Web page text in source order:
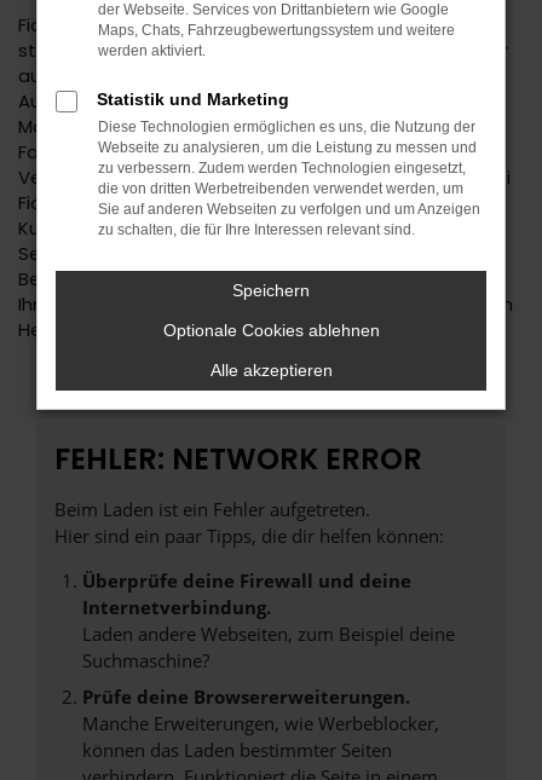
Fiat ist ein bemerkenswerter Hersteller. Der Autobauer
steht einerseits für Tradition, andererseits aber immer
auch für Aufbruchstimmung und eine zeitgemäße
Ausstattung. Im Autohaus Daub finden Sie Fiat für Ihre
Mobilität in Herrenberg und Umgebung. Wir sind ein
Familienunternehmen mit tiefer regionaler
Verwurzelung. Seit 1974 bieten wir Fahrzeuge an, wobei
Fiat einen der Schwerpunkte darstellt. Kundinnen und
Kunden aus Herrenberg kennen und schätzen unseren
Service und die persönliche und durchweg individuelle
Beratung. Wir haben immer ein offenes Ohr für Sie und
Ihre Anliegen und liefern Fahrzeuge natürlich auch nach
Herrenberg oder in die nähere Umgebung.
FEHLER: NETWORK ERROR
Beim Laden ist ein Fehler aufgetreten.
Hier sind ein paar Tipps, die dir helfen können:
Überprüfe deine Firewall und deine
Internetverbindung.
Laden andere Webseiten, zum Beispiel deine
Suchmaschine?
Prüfe deine Browsererweiterungen.
Manche Erweiterungen, wie Werbeblocker,
können das Laden bestimmter Seiten
der Webseite. Services von Drittanbietern wie Google
Maps, Chats, Fahrzeugbewertungssystem und weitere
werden aktiviert.
Statistik und Marketing
Diese Technologien ermöglichen es uns, die Nutzung der
Webseite zu analysieren, um die Leistung zu messen und
zu verbessern. Zudem werden Technologien eingesetzt,
die von dritten Werbetreibenden verwendet werden, um
Sie auf anderen Webseiten zu verfolgen und um Anzeigen
zu schalten, die für Ihre Interessen relevant sind.
Speichern
Optionale Cookies ablehnen
Alle akzeptieren